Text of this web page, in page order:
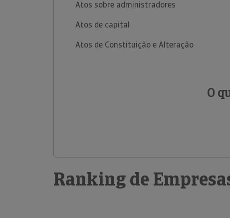
Atos sobre administradores
Atos de capital
Atos de Constituição e Alteração
O
Ranking de